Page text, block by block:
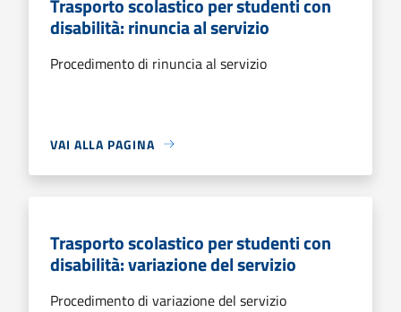
disabilità: rinuncia al servizio
Procedimento di rinuncia al servizio
VAI ALLA PAGINA
Trasporto scolastico per studenti con
disabilità: variazione del servizio
Procedimento di variazione del servizio